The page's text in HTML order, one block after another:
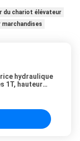
du chariot élévateur
marchandises
hydraulique
1T, hauteur